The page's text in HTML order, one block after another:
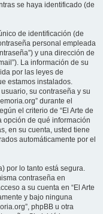
se haya identificado (de
de identificación (de
personal empleada
y una dirección de
La información de su
por las leyes de
estamos instalados.
su contraseña y su
durante el
el criterio de “El Arte de
opción de qué información
en su cuenta, usted tiene
automáticamente por el
por lo tanto está segura.
contraseña en
a su cuenta en “El Arte
y bajo ninguna
phpBB u otra